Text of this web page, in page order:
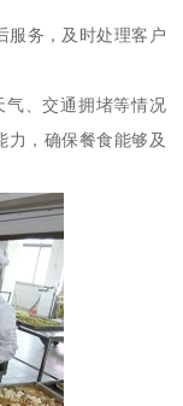
服务，及时处理客户
气、交通拥堵等情况
力，确保餐食能够及